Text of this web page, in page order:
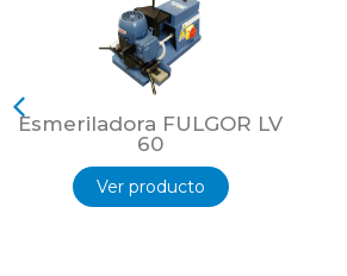
Esmeriladora FULGOR LV
60
Ver producto